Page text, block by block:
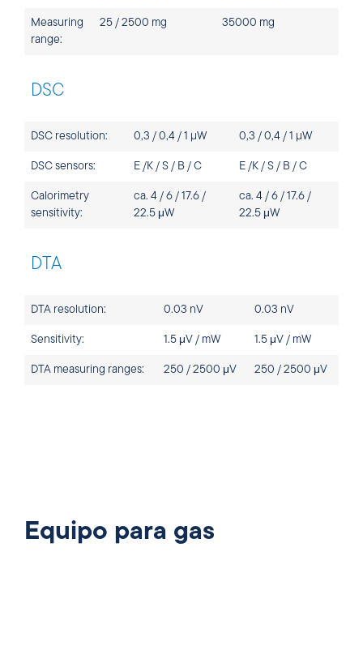
Measuring
range:
25 / 2500 mg 35000 mg
DSC
DSC resolution: 0,3 / 0,4 / 1 µW 0,3 / 0,4 / 1 µW
DSC sensors: E /K / S / B / C E /K / S / B / C
Calorimetry
sensitivity:
ca. 4 / 6 / 17.6 /
22.5 μW
ca. 4 / 6 / 17.6 /
22.5 μW
DTA
DTA resolution: 0.03 nV 0.03 nV
Sensitivity: 1.5 μV / mW 1.5 μV / mW
DTA measuring ranges: 250 / 2500 μV 250 / 2500 μV
Equipo para gas